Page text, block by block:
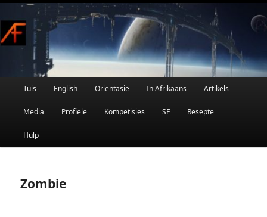
Skip
to
primary
content
Afrikaanse Wetenskapfiksie en Fantasie
Main
Tuis English Oriëntasie In Afrikaans Artikels
Media Profiele Kompetisies SF Resepte
Hulp
Zombie